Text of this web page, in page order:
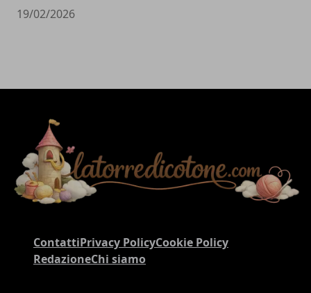
19/02/2026
ContattiPrivacy PolicyCookie Policy
RedazioneChi siamo